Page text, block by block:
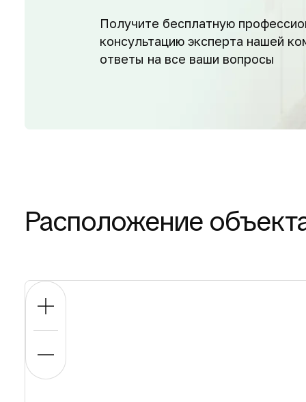
Получите бесплатную
консультацию эксперта нашей
ответы на все ваши вопросы
Расположение